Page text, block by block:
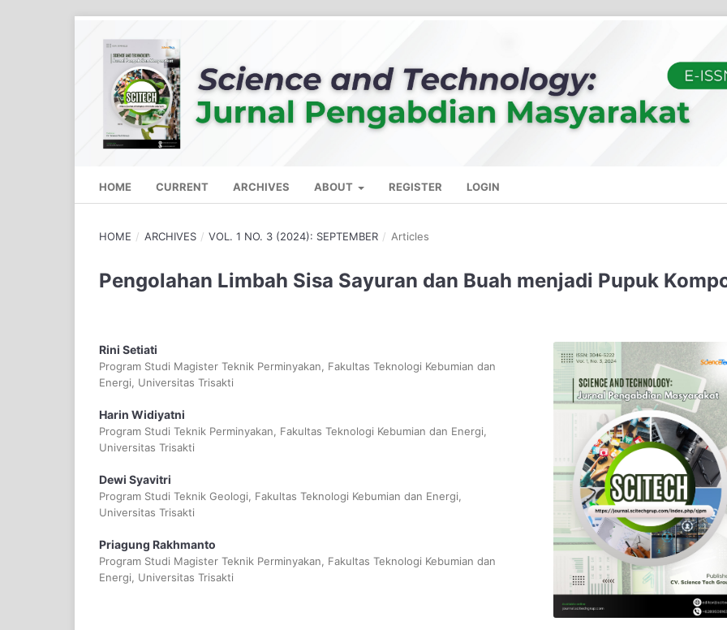
HOME CURRENT ARCHIVES ABOUT REGISTER LOGIN
HOME / ARCHIVES / VOL. 1 NO. 3 (2024): SEPTEMBER / Articles
Pengolahan Limbah Sisa Sayuran dan Buah menjadi Pupuk
Rini Setiati
Program Studi Magister Teknik Perminyakan, Fakultas Teknologi Kebumian dan
Energi, Universitas Trisakti
Harin Widiyatni
Program Studi Teknik Perminyakan, Fakultas Teknologi Kebumian dan Energi,
Universitas Trisakti
Dewi Syavitri
Program Studi Teknik Geologi, Fakultas Teknologi Kebumian dan Energi,
Universitas Trisakti
Priagung Rakhmanto
Program Studi Magister Teknik Perminyakan, Fakultas Teknologi Kebumian dan
Energi, Universitas Trisakti